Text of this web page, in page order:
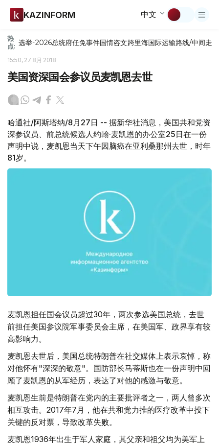
KAZINFORM 中文
热
点: 选举-2026总统府任免事件国情咨文跨里海国际运输路线/中间走廊
15:50, 27 8月 2018
美国资深国会参议员麦凯恩去世
哈通社/阿斯塔纳/8月27日 -- 据新华社消息，美国共和党资
深参议员、前总统候选人约翰·麦凯恩的办公室25日在一份
声明中说，麦凯恩当天下午因脑癌在亚利桑那州去世，时年
81岁。
麦凯恩担任国会议员超过30年，两次参选美国总统，去世
前担任美国参议院军事委员会主席，在美国军、政界享有较
高影响力。
麦凯恩去世后，美国总统特朗普在社交媒体上表示哀悼，称
对他怀有"深深的敬意"。国防部长马蒂斯也在一份声明中回
顾了麦凯恩的从军经历，表达了对他的感激与敬意。
麦凯恩生前是特朗普在党内的主要批评者之一，两人曾多次
相互攻击。2017年7月，他在共和党力推的医疗改革中投下
关键的反对票，导致改革失败。
麦凯恩1936年出生于军人家庭，其父亲和祖父均为美军上